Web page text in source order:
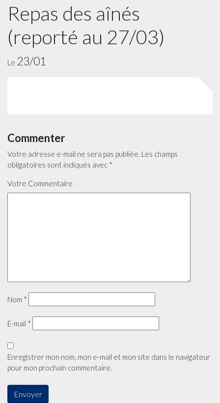
Repas des aînés
(reporté au 27/03)
Le 23/01
Commenter
Votre adresse e-mail ne sera pas publiée. Les champs
obligatoires sont indiqués avec *
Votre Commentaire
Nom *
E-mail *
Enregistrer mon nom, mon e-mail et mon site dans le navigateur
pour mon prochain commentaire.